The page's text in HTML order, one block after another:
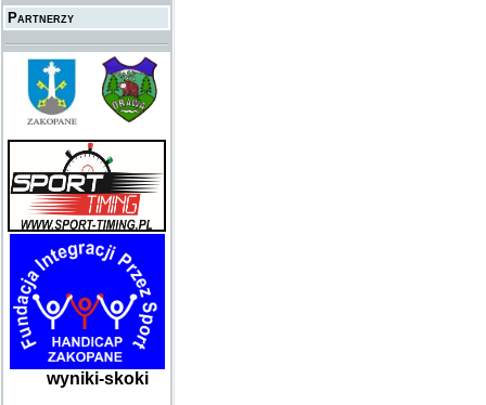
Partnerzy
wyniki-skoki